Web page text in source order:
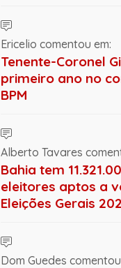
Ericelio comentou em:
Tenente-Coronel
primeiro ano no
BPM
Alberto Tavares
Bahia tem
eleitores aptos a
Eleições Gerais
Dom Guedes